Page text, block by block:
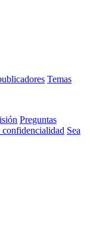
Temas
Preguntas
confidencialidad Sea